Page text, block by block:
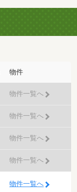
物件
物件一覧へ
物件一覧へ
物件一覧へ
物件一覧へ
物件一覧へ